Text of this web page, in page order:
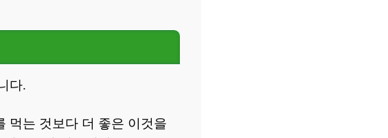
다.
먹는 것보다 더 좋은 이것을